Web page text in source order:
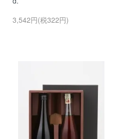
3,542円(税322円)